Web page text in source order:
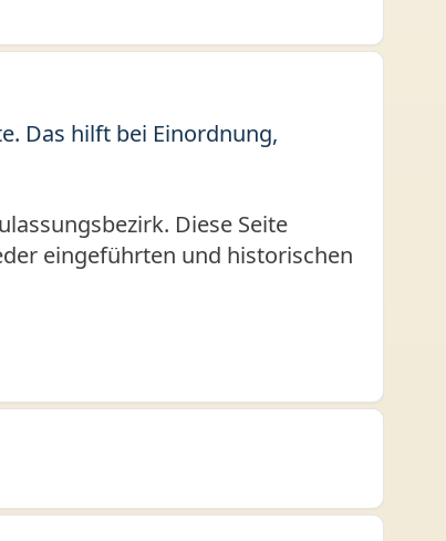
Das hilft bei Einordnung,
Diese Seite
eingeführten und historischen